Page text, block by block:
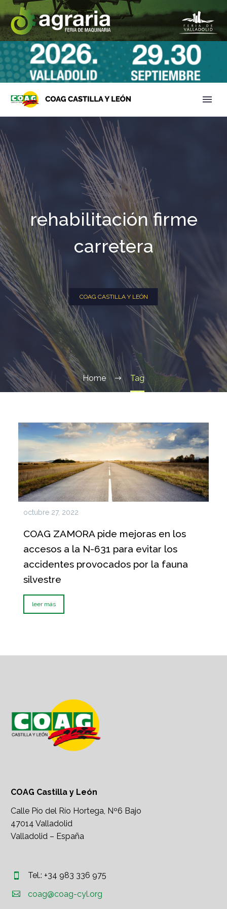
rehabilitación firme
carretera
COAG CASTILLA Y LEÓN
Home Tag
octubre 27, 2022
COAG ZAMORA pide mejoras en los
accesos a la N-631 para evitar los
accidentes provocados por la fauna
silvestre
leer más
COAG Castilla y León
Calle Pío del Río Hortega, Nº6 Bajo
47014 Valladolid
Valladolid – España

 Tel.: +34 983 336 975


coag@coag-cyl.org